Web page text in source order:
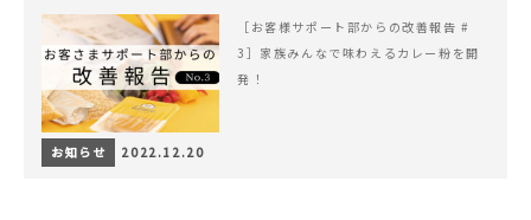
［お客様サポート部からの改善報告 #
3］家族みんなで味わえるカレー粉を開
発！
お知らせ 2022.12.20